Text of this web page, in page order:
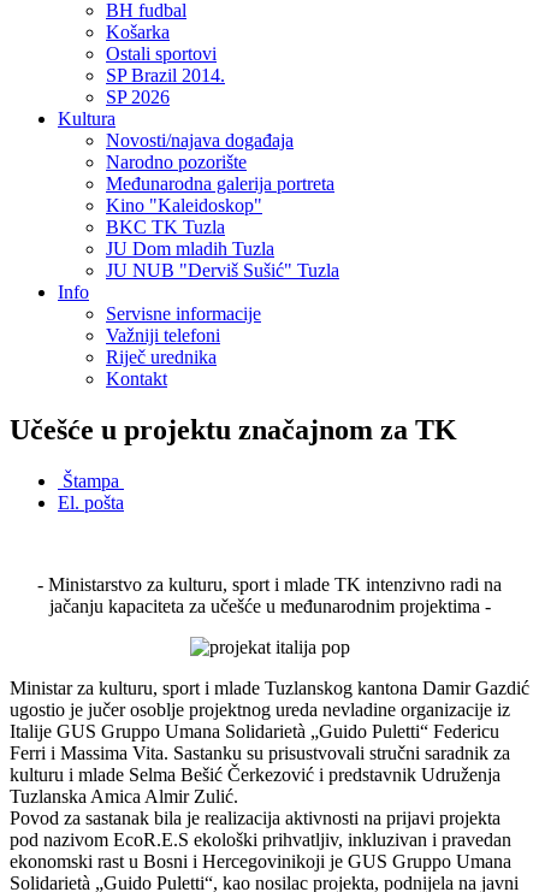
BH fudbal
Košarka
Ostali sportovi
SP Brazil 2014.
SP 2026
Kultura
Novosti/najava događaja
Narodno pozorište
Međunarodna galerija portreta
Kino "Kaleidoskop"
BKC TK Tuzla
JU Dom mladih Tuzla
JU NUB "Derviš Sušić" Tuzla
Info
Servisne informacije
Važniji telefoni
Riječ urednika
Kontakt
Učešće u projektu značajnom za TK
Štampa
El. pošta
- Ministarstvo za kulturu, sport i mlade TK intenzivno radi na
jačanju kapaciteta za učešće u međunarodnim projektima -
Ministar za kulturu, sport i mlade Tuzlanskog kantona Damir Gazdić
ugostio je jučer osoblje projektnog ureda nevladine organizacije iz
Italije GUS Gruppo Umana Solidarietà „Guido Puletti“ Federicu
Ferri i Massima Vita. Sastanku su prisustvovali stručni saradnik za
kulturu i mlade Selma Bešić Čerkezović i predstavnik Udruženja
Tuzlanska Amica Almir Zulić.
Povod za sastanak bila je realizacija aktivnosti na prijavi projekta
pod nazivom EcoR.E.S ekološki prihvatljiv, inkluzivan i pravedan
ekonomski rast u Bosni i Hercegovinikoji je GUS Gruppo Umana
Solidarietà „Guido Puletti“, kao nosilac projekta, podnijela na javni